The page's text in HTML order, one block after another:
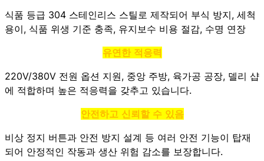
식품 등급 304 스테인리스 스틸로 제작되어 부식 방지, 세척
용이, 식품 위생 기준 충족, 유지보수 비용 절감, 수명 연장
유연한 적응력
220V/380V 전원 옵션 지원, 중앙 주방, 육가공 공장, 델리 샵
에 적합하며 높은 적응력을 갖추고 있습니다.
안전하고 신뢰할 수 있음
비상 정지 버튼과 안전 방지 설계 등 여러 안전 기능이 탑재
되어 안정적인 작동과 생산 위험 감소를 보장합니다.